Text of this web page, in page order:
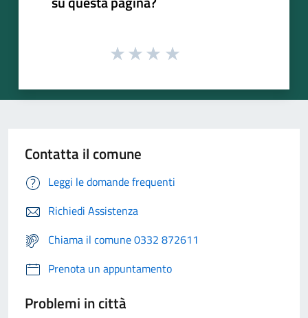
Contatta il comune
Leggi le domande frequenti
Richiedi Assistenza
Chiama il comune 0332 872611
Prenota un appuntamento
Problemi in città